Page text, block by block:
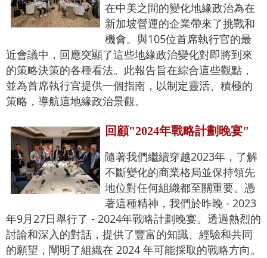
在中美之間的變化地緣政治為在
新加坡營運的企業帶來了挑戰和
機會。與105位首席執行官的最
近會議中，回應突顯了這些地緣政治變化對即將到來
的策略決策的各種看法。此報告旨在綜合這些觀點，
並為首席執行官提供一個指南，以制定靈活、積極的
策略，導航這地緣政治景觀。
回顧"2024年戰略計劃晚宴"
隨著我們繼續穿越2023年，了解
不斷變化的商業格局並保持領先
地位對任何組織都至關重要。憑
著這種精神，我們於昨晚 - 2023
年9月27日舉行了 - 2024年戰略計劃晚宴。透過熱烈的
討論和深入的對話，提供了豐富的知識、經驗和共同
的願望，闡明了組織在 2024 年可能採取的戰略方向。